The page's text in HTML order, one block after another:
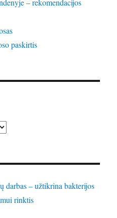
– rekomendacijos
paskirtis
darbas – užtikrina bakterijos
rinktis